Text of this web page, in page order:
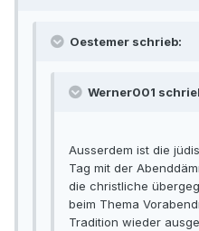
Oestemer schrieb:
Werner001
Ausserdem ist die
Tag mit der
die christliche
beim Thema
Tradition wieder